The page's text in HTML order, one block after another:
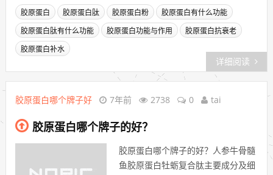
胶原蛋白 胶原蛋白肽 胶原蛋白粉 胶原蛋白有什么功能
胶原蛋白肽有什么功能 胶原蛋白功能与作用 胶原蛋白抗衰老
胶原蛋白补水
详细阅读
胶原蛋白哪个牌子好 7年前 2738 0 tai
胶原蛋白哪个牌子的好？
胶原蛋白哪个牌子的好？人参牛骨髓
鱼胶原蛋白牡蛎复合肽主要成分及细